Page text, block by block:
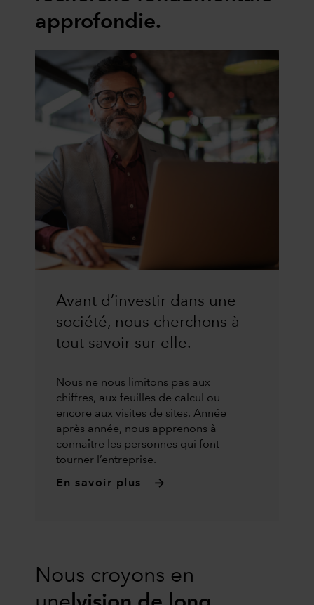
approfondie.
Avant d’investir dans une
société, nous cherchons à
tout savoir sur elle.
Nous ne nous limitons pas aux
chiffres, aux feuilles de calcul ou
encore aux visites de sites. Année
après année, nous apprenons à
connaître les personnes qui font
tourner l’entreprise.
En savoir plus
Nous croyons en